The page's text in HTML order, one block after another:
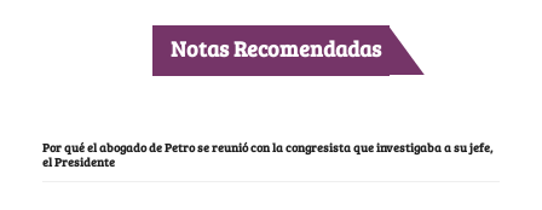
Notas Recomendadas
Por qué el abogado de Petro se reunió con la congresista que investigaba a su jefe,
el Presidente